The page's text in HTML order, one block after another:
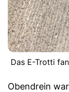
Das E-Trotti
Obendrein